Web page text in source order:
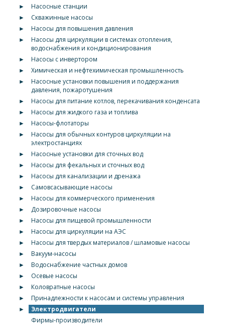
►
Насосные станции
►
Скважинные насосы
►
Насосы для повышения давления
►
Насосы для циркуляции в системах отопления,
водоснабжения и кондиционирования
►
Насосы с инвертором
►
Химическая и нефтехимическая промышленность
►
Насосные установки повышения и поддержания
давления, пожаротушения
►
Насосы для питание котлов, перекачивания конденсата
►
Насосы для жидкого газа и топлива
►
Насосы-флотаторы
►
Насосы для обычных контуров циркуляции на
электростанциях
►
Насосные установки для сточных вод
►
Насосы для фекальных и сточных вод
►
Насосы для канализации и дренажа
►
Самовсасывающие насосы
►
Насосы для коммерческого применения
►
Дозировочные насосы
►
Насосы для пищевой промышленности
►
Насосы для циркуляции на АЭС
►
Насосы для твердых материалов / шламовые насосы
►
Вакуум-насосы
►
Водоснабжение частных домов
►
Осевые насосы
►
Коловратные насосы
►
Принадлежности к насосам и системы управления
►
Электродвигатели
Фирмы-производители